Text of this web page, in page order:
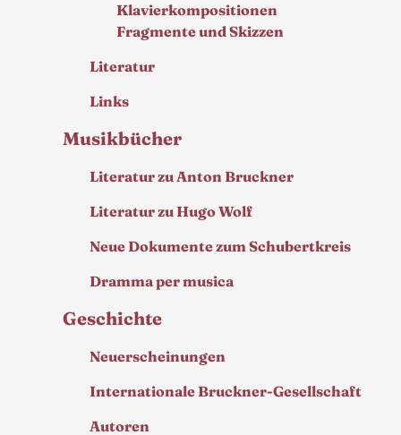
Klavierkompositionen
Fragmente und Skizzen
Literatur
Links
Musikbücher
Literatur zu Anton Bruckner
Literatur zu Hugo Wolf
Neue Dokumente zum Schubertkreis
Dramma per musica
Geschichte
Neuerscheinungen
Internationale Bruckner-Gesellschaft
Autoren